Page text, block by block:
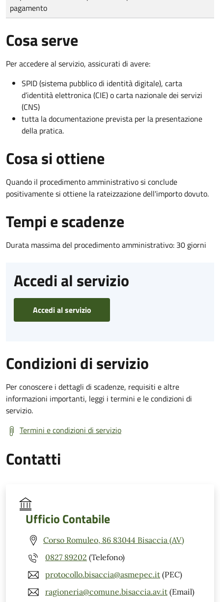
pagamento
Cosa serve
Per accedere al servizio, assicurati di avere:
SPID (sistema pubblico di identità digitale), carta
d’identità elettronica (CIE) o carta nazionale dei servizi
(CNS)
tutta la documentazione prevista per la presentazione
della pratica.
Cosa si ottiene
Quando il procedimento amministrativo si conclude
positivamente si ottiene la rateizzazione dell'importo dovuto.
Tempi e scadenze
Durata massima del procedimento amministrativo: 30 giorni
Accedi al servizio
Accedi al servizio
Condizioni di servizio
Per conoscere i dettagli di scadenze, requisiti e altre
informazioni importanti, leggi i termini e le condizioni di
servizio.
Termini e condizioni di servizio
Contatti
Ufficio Contabile
Corso Romuleo, 86 83044 Bisaccia (AV)
0827 89202 (Telefono)
protocollo.bisaccia@asmepec.it (PEC)
ragioneria@comune.bisaccia.av.it (Email)